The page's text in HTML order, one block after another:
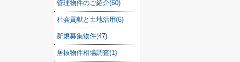
管理物件のご紹介(60)
社会貢献と土地活用(6)
新規募集物件(47)
居抜物件相場調査(1)